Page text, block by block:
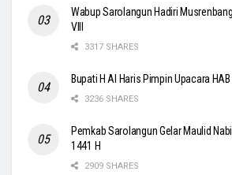
Wabup Sarolangun Hadiri
VIII
3317 SHARES
Bupati H Al Haris Pimpin Upacara
3236 SHARES
Pemkab Sarolangun Gelar Maulid
1441 H
2909 SHARES